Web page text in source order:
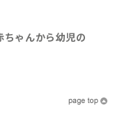
ちゃんから幼児の